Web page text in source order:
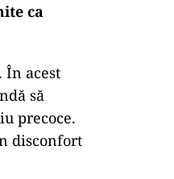
ca
În acest
să
precoce.
disconfort